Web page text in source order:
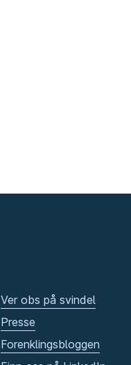
Ver obs på svindel
Presse
Forenklingsbloggen